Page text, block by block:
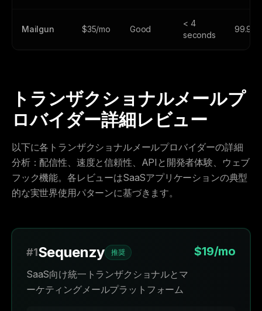
Mailgun $35/mo Good
< 4
seconds
トランザクショナルメールプ
ロバイダー詳細レビュー
以下に各トランザクショナルメールプロバイダーの詳細
分析：配信性、速度と信頼性、APIと開発者体験、ウェブ
フック機能。各レビューはSaaSアプリケーションの典型
的な実世界使用パターンに基づきます。
#1Sequenzy 推奨
SaaS向け統一トランザクショナルとマ
ーケティングメールプラットフォーム
$19/mo